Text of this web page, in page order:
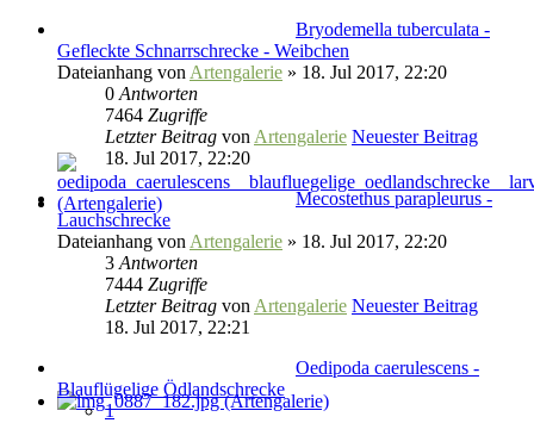
Bryodemella tuberculata -
Gefleckte Schnarrschrecke - Weibchen
Dateianhang von Artengalerie » 18. Jul 2017, 22:20
0 Antworten
7464 Zugriffe
Letzter Beitrag von Artengalerie Neuester Beitrag
18. Jul 2017, 22:20
Mecostethus parapleurus -
Lauchschrecke
Dateianhang von Artengalerie » 18. Jul 2017, 22:20
3 Antworten
7444 Zugriffe
Letzter Beitrag von Artengalerie Neuester Beitrag
18. Jul 2017, 22:21
Oedipoda caerulescens -
Blauflügelige Ödlandschrecke
1